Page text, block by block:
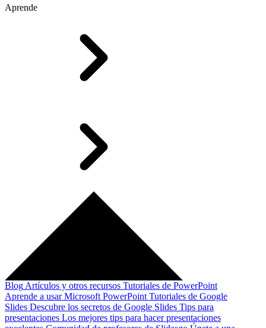
Aprende
Blog Artículos y otros recursos Tutoriales de PowerPoint
Aprende a usar Microsoft PowerPoint Tutoriales de Google
Slides Descubre los secretos de Google Slides Tips para
presentaciones Los mejores tips para hacer presentaciones